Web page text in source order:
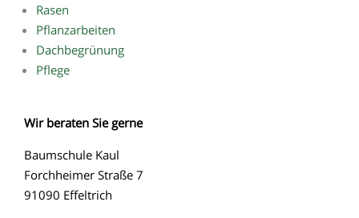
Rasen
Pflanzarbeiten
Dachbegrünung
Pflege
Wir beraten Sie gerne
Baumschule Kaul
Forchheimer Straße 7
91090 Effeltrich